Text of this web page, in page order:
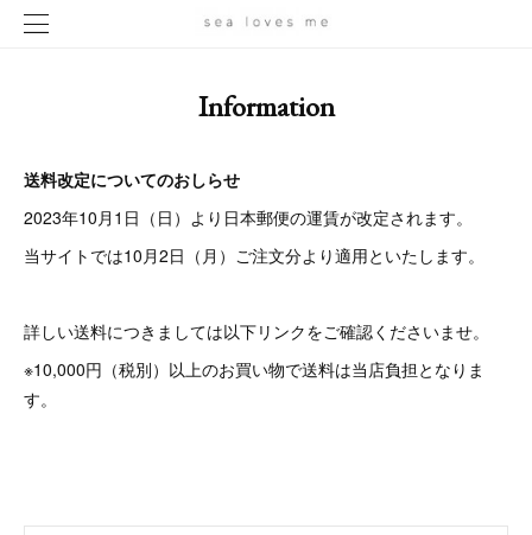
Information
送料改定についてのおしらせ
2023年10月1日（日）より日本郵便の運賃が改定されます。
当サイトでは10月2日（月）ご注文分より適用といたします。
詳しい送料につきましては以下リンクをご確認くださいませ。
※10,000円（税別）以上のお買い物で送料は当店負担となりま
す。